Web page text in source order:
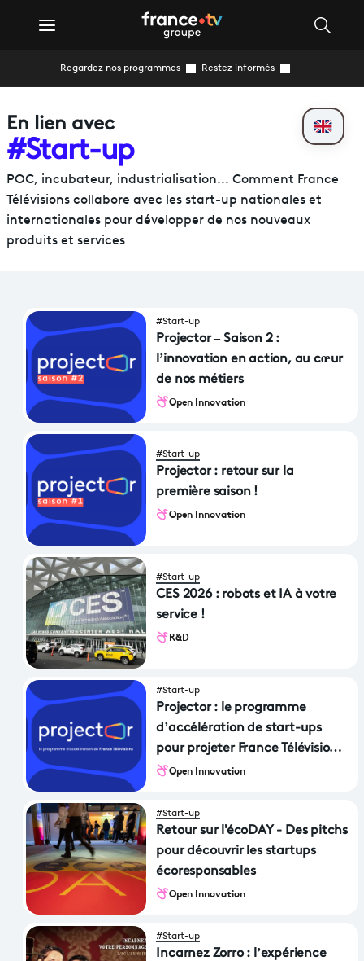
Regardez nos programmes Restez informés
En lien avec
#Start-up
POC, incubateur, industrialisation... Comment France
Télévisions collabore avec les start-up nationales et
internationales pour développer de nos nouveaux
produits et services
#Start-up
Projector – Saison 2 :
l’innovation en action, au cœur
de nos métiers
Open Innovation
#Start-up
Projector : retour sur la
première saison !
Open Innovation
#Start-up
CES 2026 : robots et IA à votre
service !
R&D
#Start-up
Projector : le programme
d’accélération de start-ups
pour projeter France Télévisions
vers les futurs de l’audiovisuel !
Open Innovation
#Start-up
Retour sur l'écoDAY - Des pitchs
pour découvrir les startups
écoresponsables
Open Innovation
#Start-up
Incarnez Zorro : l’expérience